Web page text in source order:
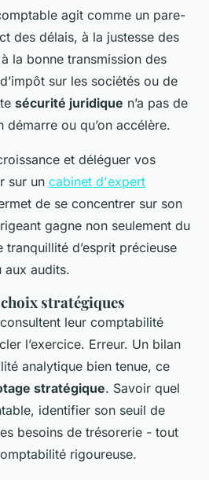
agit comme un pare-
des délais, à la justesse des
la bonne transmission des
sur les sociétés ou de
sécurité juridique n’a pas de
ou qu’on accélère.
et déléguer vos
sur un cabinet d'expert
de se concentrer sur son
gagne non seulement du
tranquillité d’esprit précieuse
aux audits.
stratégiques
leur comptabilité
l’exercice. Erreur. Un bilan
analytique bien tenue, ce
stratégique. Savoir quel
identifier son seuil de
besoins de trésorerie - tout
rigoureuse.